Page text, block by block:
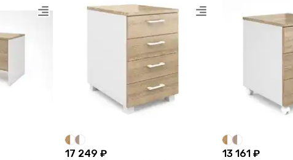
17 249 ₽ 13 161 ₽